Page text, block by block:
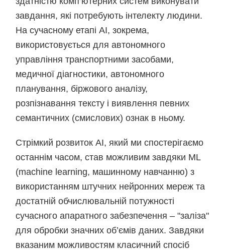
завдання, які потребують інтелекту людини.
На сучасному етапі AI, зокрема,
використовується для автономного
управління транспортними засобами,
медичної діагностики, автономного
планування, біржового аналізу,
розпізнавання тексту і виявлення певних
семантичних (смислових) ознак в ньому.
Стрімкий розвиток AI, який ми спостерігаємо
останнім часом, став можливим завдяки ML
(machine learning, машинному навчанню) з
використанням штучних нейронних мереж та
достатній обчислювальній потужності
сучасного апаратного забезпечення – "заліза"
для обробки значних об’ємів даних. Завдяки
вказаним можливостям класичний спосіб